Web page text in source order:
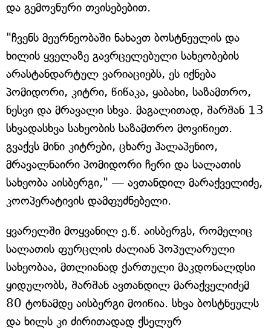
და გემოვნური თვისებებით.
"ჩვენს მეურნეობაში ნახავთ ბოსტნეულის და
ხილის ყველაზე გავრცელებული სახეობების
არასტანდარტულ ვარიაციებს, ეს იქნება
პომიდორი, კიტრი, წიწაკა, ყაბახი, საზამთრო,
ნესვი და მრავალი სხვა. მაგალითად, შარშან 13
სხვადასხვა სახეობის საზამთრო მოვიწიეთ.
გვაქვს მინი კიტრები, ცხარე ჰალაპენიო,
მრავალნაირი პომიდორი ჩერი და სალათის
სახეობა აისბერგი," — ავთანდილ მარაქველიძე,
კოოპერატივის დამფუძნებელი.
ყვარელში მოყვანილ ე.წ. აისბერგს, რომელიც
სალათის ფურცლის ძალიან პოპულარული
სახეობაა, მთლიანად ქართული მაკდონალდსი
ყიდულობს, შარშან ავთანდილ მარაქველიძემ
80 ტონამდე აისბერგი მოიწია. სხვა ბოსტნეულს
და ხილს კი ძირითადად ქსელურ